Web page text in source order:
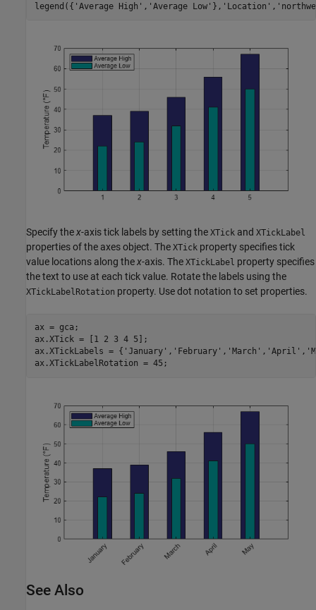
legend({ 'Average High' , 'Average Low' }, 'Location' ,
Specify thex-axis tick labels by setting the XTick and XTickLabel
properties of the axes object. The XTick property specifies tick
value locations along thex-axis. The XTickLabel property specifies
the text to use at each tick value. Rotate the labels using the
XTickLabelRotation property. Use dot notation to set properties.
ax = gca;
ax.XTick = [1 2 3 4 5];
ax.XTickLabels = { 'January' , 'February' , 'March' , 'April' ,
ax.XTickLabelRotation = 45;
See Also